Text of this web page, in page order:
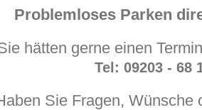
Problemloses Parken
hätten gerne einen
Tel: 09203 - 68
Sie Fragen, Wünsche